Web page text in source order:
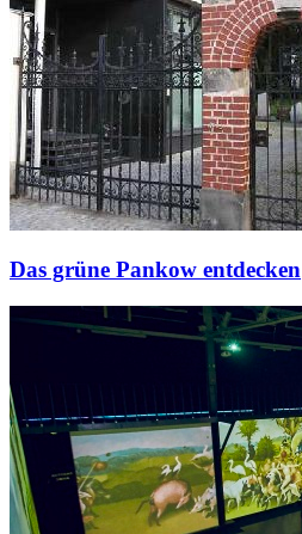
Das grüne Pankow entdecken